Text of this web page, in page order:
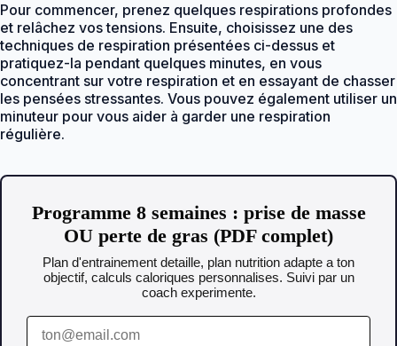
Pour commencer, prenez quelques respirations profondes
et relâchez vos tensions. Ensuite, choisissez une des
techniques de respiration présentées ci-dessus et
pratiquez-la pendant quelques minutes, en vous
concentrant sur votre respiration et en essayant de chasser
les pensées stressantes. Vous pouvez également utiliser un
minuteur pour vous aider à garder une respiration
régulière.
Programme 8 semaines : prise de masse
OU perte de gras (PDF complet)
Plan d'entrainement detaille, plan nutrition adapte a ton
objectif, calculs caloriques personnalises. Suivi par un
coach experimente.